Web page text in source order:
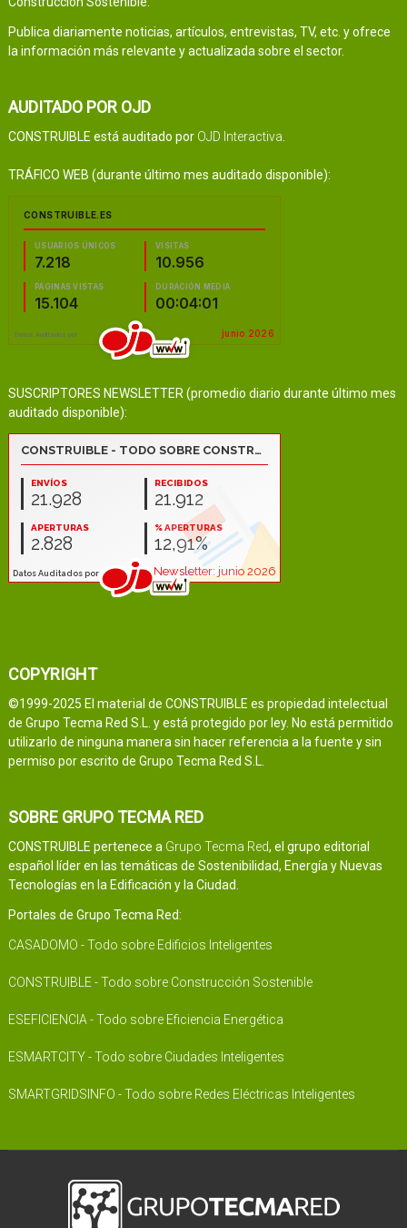
Publica diariamente noticias, artículos, entrevistas, TV, etc. y ofrece
la información más relevante y actualizada sobre el sector.
AUDITADO POR OJD
CONSTRUIBLE está auditado por OJD Interactiva
TRÁFICO WEB (durante último mes auditado disponible):
SUSCRIPTORES NEWSLETTER (promedio diario durante último mes
auditado disponible):
COPYRIGHT
©1999-2025 El material de CONSTRUIBLE es propiedad intelectual
de Grupo Tecma Red S.L. y está protegido por ley. No está permitido
utilizarlo de ninguna manera sin hacer referencia a la fuente y sin
permiso por escrito de Grupo Tecma Red S.L.
SOBRE GRUPO TECMA RED
CONSTRUIBLE pertenece a Grupo Tecma Red, el grupo editorial
español líder en las temáticas de Sostenibilidad, Energía y Nuevas
Tecnologías en la Edificación y la Ciudad.
Portales de Grupo Tecma Red:
CASADOMO - Todo sobre Edificios Inteligentes
CONSTRUIBLE - Todo sobre Construcción Sostenible
ESEFICIENCIA - Todo sobre Eficiencia Energética
ESMARTCITY - Todo sobre Ciudades Inteligentes
SMARTGRIDSINFO - Todo sobre Redes Eléctricas Inteligentes